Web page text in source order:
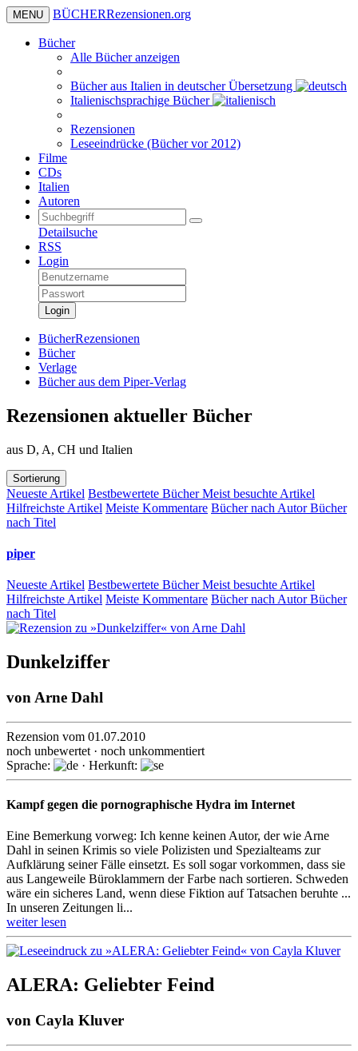
MENU BÜCHERRezensionen.org
Bücher
Alle Bücher anzeigen
Bücher aus Italien in deutscher Übersetzung
Italienischsprachige Bücher
Rezensionen
Leseeindrücke (Bücher vor 2012)
Filme
CDs
Italien
Autoren
Detailsuche
RSS
Login
Login
BücherRezensionen
Bücher
Verlage
Bücher aus dem Piper-Verlag
Rezensionen aktueller Bücher
aus D, A, CH und Italien
Sortierung
Neueste Artikel Bestbewertete BücherMeist besuchte Artikel
Hilfreichste Artikel Meiste Kommentare Bücher nach AutorBücher
nach Titel
piper
Neueste Artikel Bestbewertete BücherMeist besuchte Artikel
Hilfreichste Artikel Meiste Kommentare Bücher nach AutorBücher
nach Titel
Dunkelziffer
von Arne Dahl
Rezension vom 01.07.2010
noch unbewertet · noch unkommentiert
Sprache:
· Herkunft:
Kampf gegen die pornographische Hydra im Internet
Eine Bemerkung vorweg: Ich kenne keinen Autor, der wie Arne
Dahl in seinen Krimis so viele Polizisten und Spezialteams zur
Aufklärung seiner Fälle einsetzt. Es soll sogar vorkommen, dass sie
aus Langeweile Büroklammern der Farbe nach sortieren. Schweden
wäre ein sicheres Land, wenn diese Fiktion auf Tatsachen beruhte ...
In unseren Zeitungen li...
weiter lesen
ALERA: Geliebter Feind
von Cayla Kluver